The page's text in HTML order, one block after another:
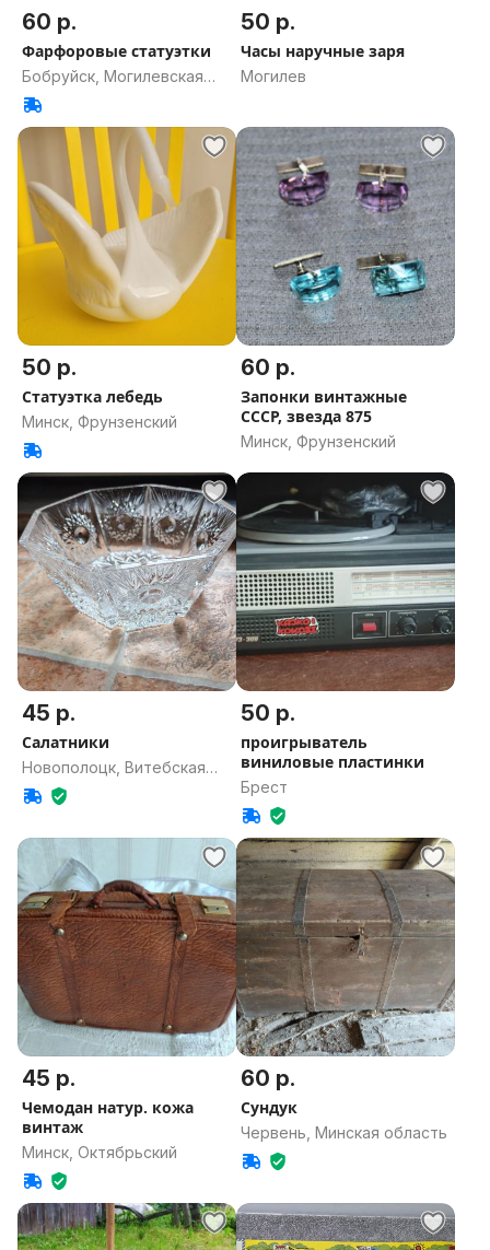
60 р.
Фарфоровые статуэтки
Бобруйск, Могилевская
область
50 р.
Часы наручные заря
Могилев
50 р.
Статуэтка лебедь
Минск, Фрунзенский
60 р.
Запонки винтажные
СССР, звезда 875
Минск, Фрунзенский
45 р.
Салатники
Новополоцк, Витебская
область
50 р.
проигрыватель
виниловые пластинки
Брест
45 р.
Чемодан натур. кожа
винтаж
Минск, Октябрьский
60 р.
Сундук
Червень, Минская область